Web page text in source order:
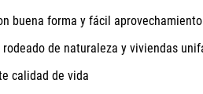
buena forma y fácil aprovechamiento
de naturaleza y viviendas
calidad de vida